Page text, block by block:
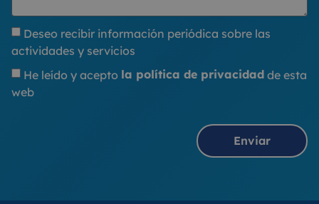
Deseo recibir información periódica sobre las
actividades y servicios
He leído y acepto la política de privacidad de esta
web
Enviar